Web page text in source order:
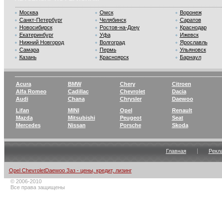
Москва
Санкт-Петербург
Новосибирск
Екатеринбург
Нижний Новгород
Самара
Казань
Омск
Челябинск
Ростов-на-Дону
Уфа
Волгоград
Пермь
Красноярск
Воронеж
Саратов
Краснодар
Ижевск
Ярославль
Ульяновск
Барнаул
Acura
Alfa Romeo
Audi
BMW
Cadillac
Chana
Chery
Chevrolet
Chrysler
Citroen
Dacia
Daewoo
Lifan
Mazda
Mercedes
MINI
Mitsubishi
Nissan
Opel
Peugeot
Porsche
Renault
Seat
Skoda
Главная
Opel ChevroletDaewoo Заз - цены, кредит, лизинг
© 2006-2010
Все права защищены